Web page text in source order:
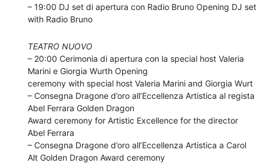
– 19:00 DJ set di apertura con Radio Bruno Opening DJ set
with Radio Bruno
TEATRO NUOVO
– 20:00 Cerimonia di apertura con la special host Valeria
Marini e Giorgia Wurth Opening
ceremony with special host Valeria Marini and Giorgia Wurt
– Consegna Dragone d’oro all’Eccellenza Artistica al regista
Abel Ferrara Golden Dragon
Award ceremony for Artistic Excellence for the director
Abel Ferrara
– Consegna Dragone d’oro all’Eccellenza Artistica a Carol
Alt Golden Dragon Award ceremony